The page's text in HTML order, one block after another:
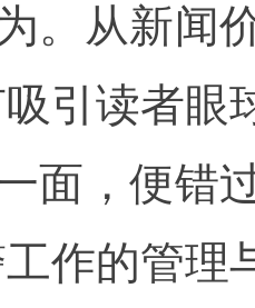
。从新闻
引读者眼
一面，便
作的管理